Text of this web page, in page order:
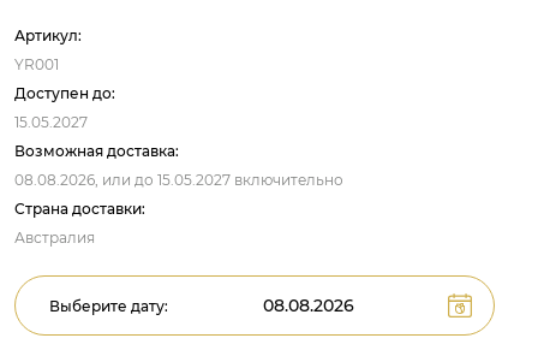
Артикул:
YR001
Доступен до:
15.05.2027
Возможная доставка:
08.08.2026, или до 15.05.2027 включительно
Страна доставки:
Австралия
Выберите дату: